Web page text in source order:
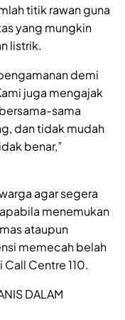
titik rawan guna
yang mungkin
listrik.
demi
juga mengajak
sama
dan tidak mudah
benar,”
agar segera
menemukan
ataupun
memecah belah
Centre 110.
DALAM